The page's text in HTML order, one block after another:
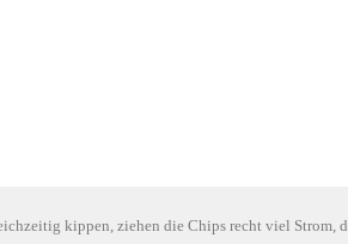
kippen, ziehen die Chips recht viel Strom,